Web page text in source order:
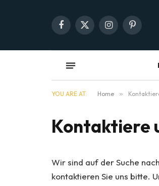
Facebook
X
InstagramPinterest
YOU ARE AT: Home »
Kontaktiere
Wir sind auf der Suche
kontaktieren Sie uns bitte.